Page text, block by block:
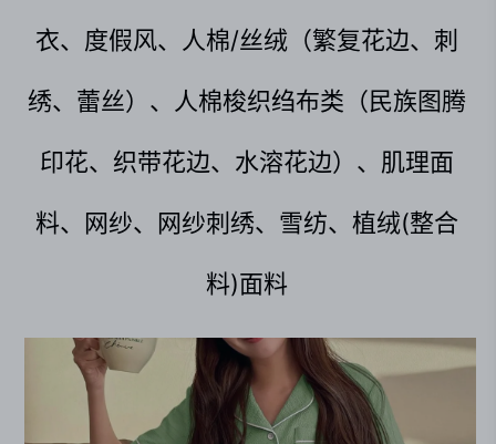
衣、度假风、人棉/丝绒（繁复花边、刺
绣、蕾丝）、人棉梭织绉布类（民族图腾
印花、织带花边、水溶花边）、肌理面
料、网纱、网纱刺绣、雪纺、植绒(整合
料)面料